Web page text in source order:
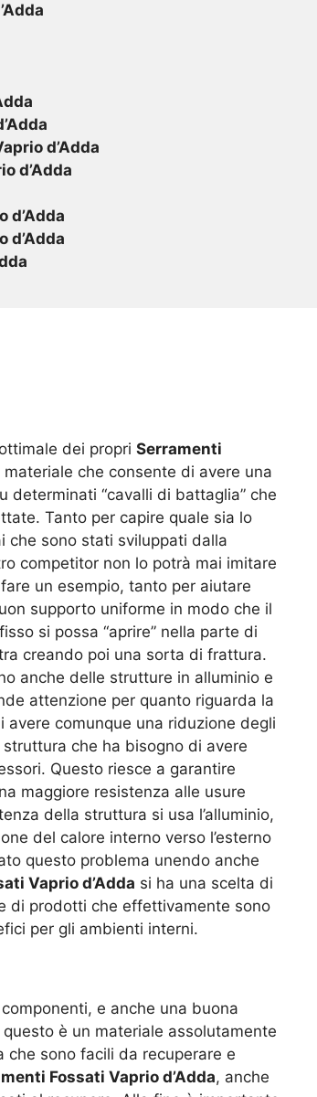
d’Adda
d’Adda
d’Adda
d’Adda
dei propri Serramenti
che consente di avere una
“cavalli di battaglia” che
Tanto per capire quale sia lo
che sono stati sviluppati dalla
competitor non lo potrà mai imitare
un esempio, tanto per aiutare
supporto uniforme in modo che il
si possa “aprire” nella parte di
creando poi una sorta di frattura.
anche delle strutture in alluminio e
attenzione per quanto riguarda la
comunque una riduzione degli
che ha bisogno di avere
Questo riesce a garantire
maggiore resistenza alle usure
della struttura si usa l’alluminio,
del calore interno verso l’esterno
questo problema unendo anche
Vaprio d’Adda si ha una scelta di
di prodotti che effettivamente sono
per gli ambienti interni.
e anche una buona
è un materiale assolutamente
sono facili da recuperare e
Fossati Vaprio d’Adda, anche